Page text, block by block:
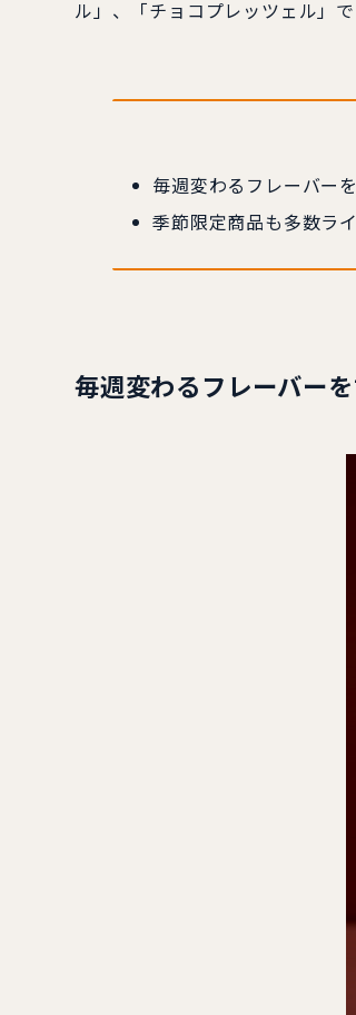
ル」、「チョコプレッツェル」
毎週変わるフレーバー
季節限定商品も多数ラ
毎週変わるフレーバー